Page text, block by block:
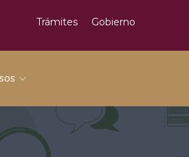
Trámites Gobierno